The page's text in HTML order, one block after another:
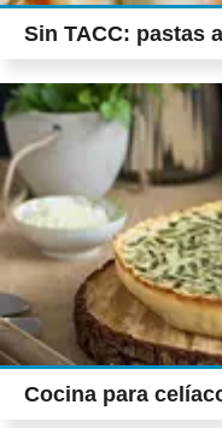
Sin TACC: pastas
Cocina para